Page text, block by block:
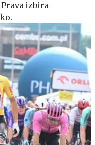
izbira